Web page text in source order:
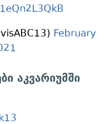
February
აკვარიუმში